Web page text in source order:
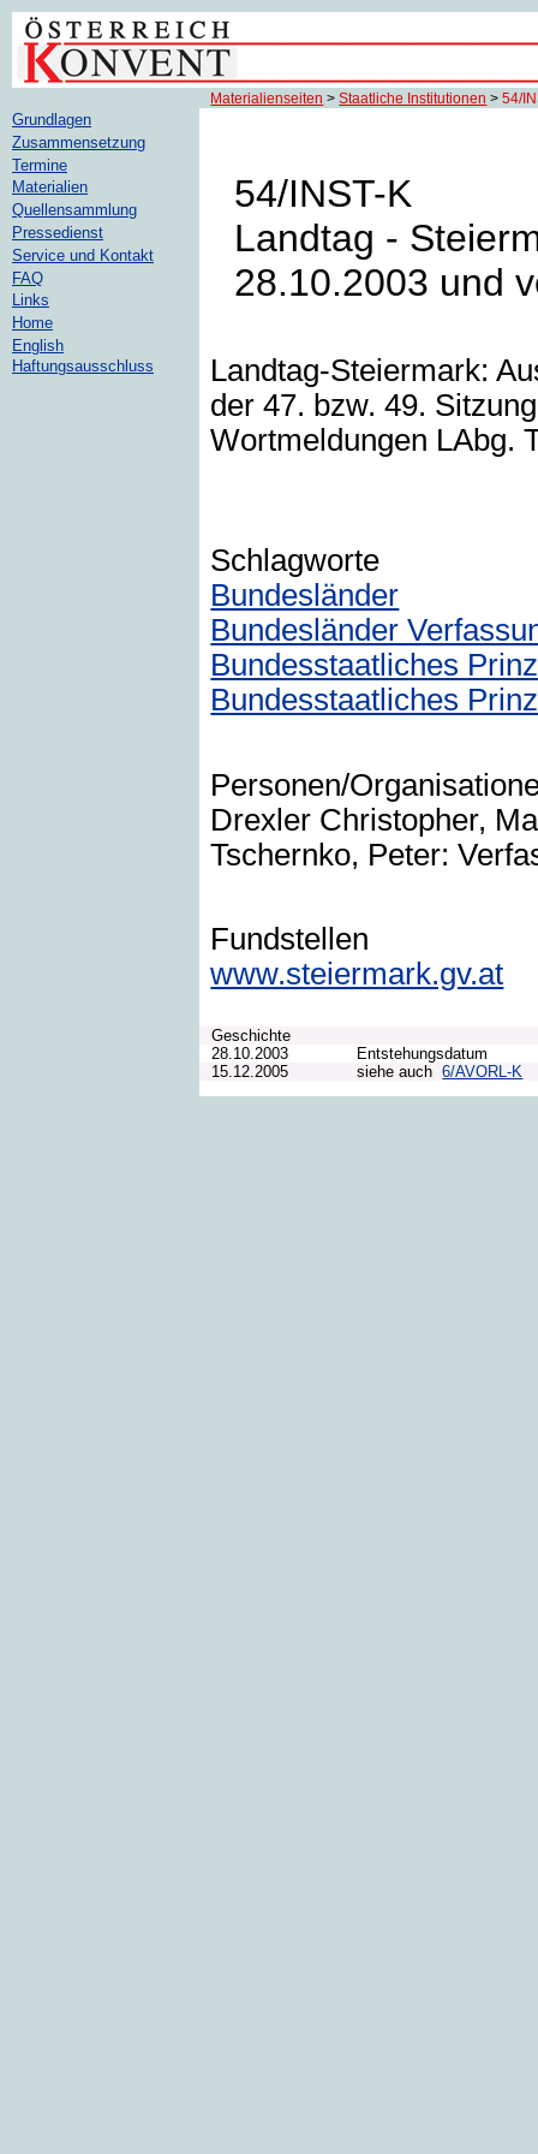
Materialienseiten >Staatliche Institutionen >54/
54/INST-K
Landtag -
28.10.2003 und
Landtag-Steiermark:
der 47. bzw. 49.
Wortmeldungen LAbg.
Schlagworte
Bundesländer
Bundesländer
Bundesstaatliches
Bundesstaatliches
Personen/
Drexler Christopher,
Tschernko, Peter:
Fundstellen
www.steiermark.gv.at
Geschichte
28.10.2003
Entstehungsdatum
15.12.2005
siehe auch 6/AVORL-K
Grundlagen
Zusammensetzung
Termine
Materialien
Quellensammlung
Pressedienst
Service und Kontakt
FAQ
Links
Home
English
Haftungsausschluss